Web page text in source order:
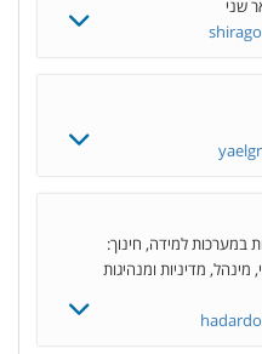
שני
במערכות למידה, חינוך:
מינהל, מדיניות ומנהיגות